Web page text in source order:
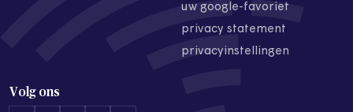
uw google-favoriet
privacy statement
privacyinstellingen
Volg ons